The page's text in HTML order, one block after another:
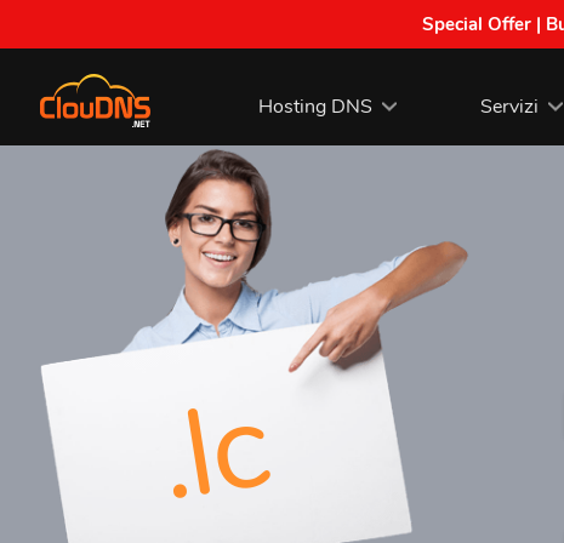
Special Offer |
Hosting DNS Servizi
.lc